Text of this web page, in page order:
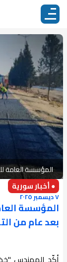
​المؤسسة العامة
● أخبار سورية
٧ ديسمبر ٢٠٢٥
​المؤسسة
بعد عام من